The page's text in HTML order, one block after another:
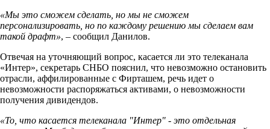
«Мы это сможем сделать, но мы не сможем
персонализировать, но по каждому решению мы сделаем вам
такой драфт», – сообщил Данилов.
Отвечая на уточняющий вопрос, касается ли это телеканала
«Интер», секретарь СНБО пояснил, что невозможно остановить
отрасли, аффилированные с Фирташем, речь идет о
невозможности распоряжаться активами, о невозможности
получения дивидендов.
«То, что касается телеканала "Интер" - это отдельная